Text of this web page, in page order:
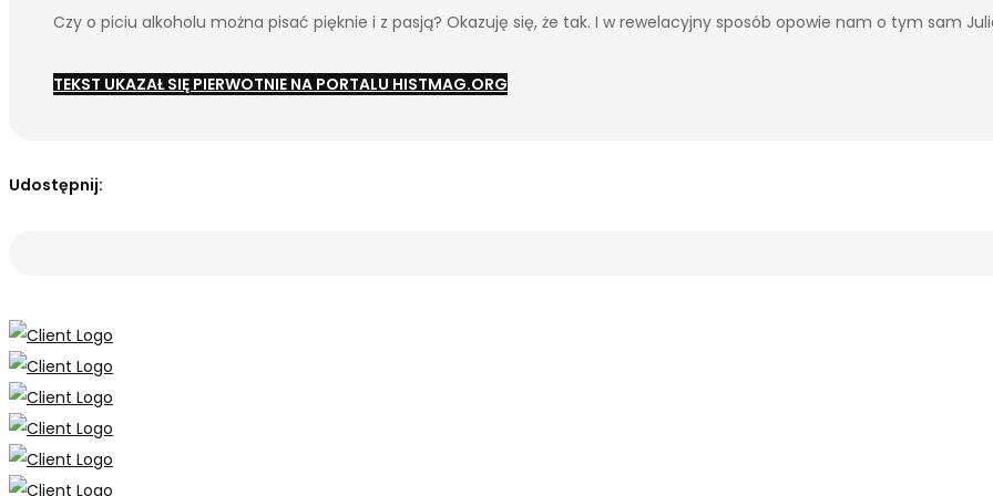
Czy o piciu alkoholu można pisać pięknie i z pasją? Okazuję się, że tak. I w rewelacyjny sposób opowie nam o tym sam
TEKST UKAZAŁ SIĘ PIERWOTNIE NA PORTALU HISTMAG.ORG
Udostępnij: